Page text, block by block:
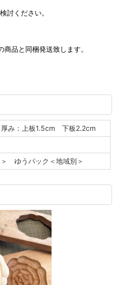
討ください。
品と同梱発送致します。
み：上板1.5cm 下板2.2cm
ゆうパック＜地域別＞